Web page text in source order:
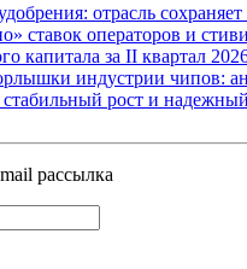
отрасль
ставок операторов и
капитала за II квартал
индустрии чипов:
рост и
рассылка